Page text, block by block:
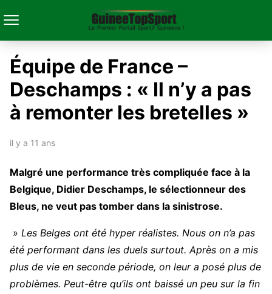
Équipe de France –
Deschamps : « Il n’y a pas
à remonter les bretelles »
il y a 11 ans
Malgré une performance très compliquée face à la
Belgique, Didier Deschamps, le sélectionneur des
Bleus, ne veut pas tomber dans la sinistrose.
» Les Belges ont été hyper réalistes. Nous on n’a pas
été performant dans les duels surtout. Après on a mis
plus de vie en seconde période, on leur a posé plus de
problèmes. Peut-être qu’ils ont baissé un peu sur la fin